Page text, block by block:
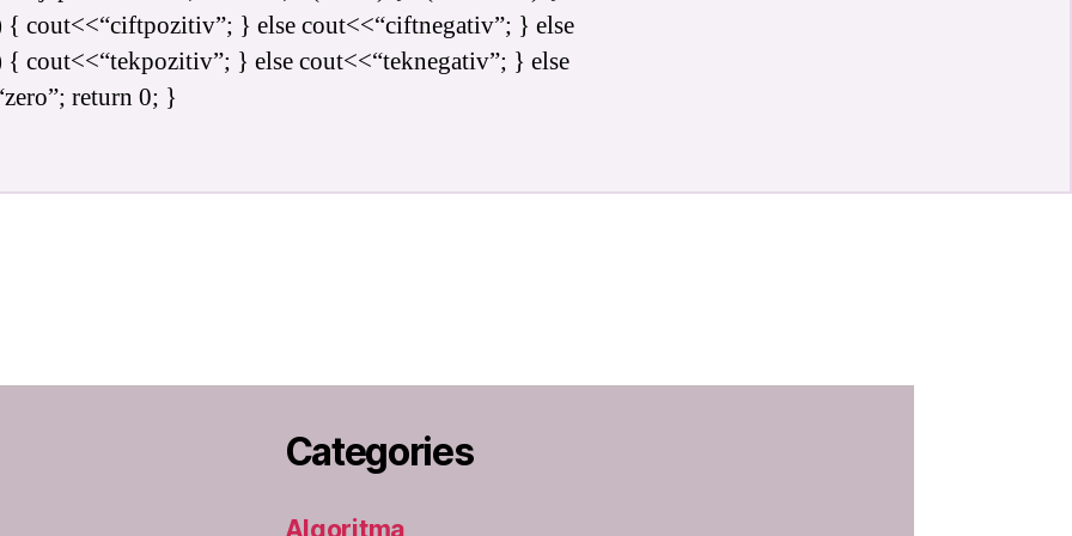
cout<<“ciftpozitiv”; } else cout<<“ciftnegativ”; } else
cout<<“tekpozitiv”; } else cout<<“teknegativ”; } else
return 0; }
Categories
Algoritma